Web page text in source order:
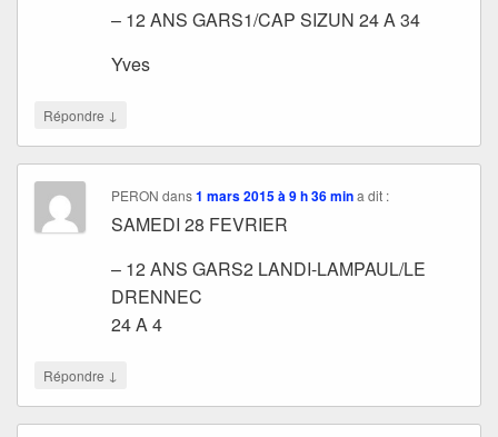
– 12 ANS GARS1/CAP SIZUN 24 A 34
Yves
Répondre ↓
PERON dans1 mars 2015 à 9 h 36 min a dit :
SAMEDI 28 FEVRIER
– 12 ANS GARS2 LANDI-LAMPAUL/LE
DRENNEC
24 A 4
Répondre ↓